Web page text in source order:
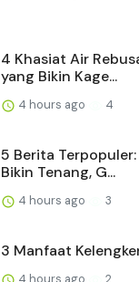
4 Khasiat Air
yang Bikin Kage...
4 hours ago 4
5 Berita
Bikin Tenang, G...
4 hours ago 3
3 Manfaat
4 hours ago 2